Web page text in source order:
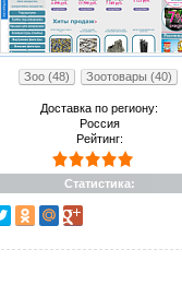
Зоо (48) Зоотовары (40)
Доставка по региону:
Россия
Рейтинг:
Статистика: